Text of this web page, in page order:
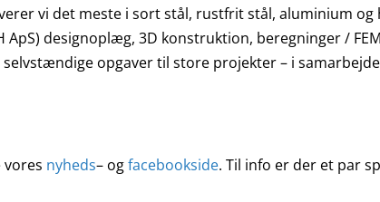
vi det meste i sort stål, rustfrit stål, aluminium og
designoplæg, 3D konstruktion, beregninger /
opgaver til store projekter – i
vores nyheds– ogfacebookside. Til info er der et par